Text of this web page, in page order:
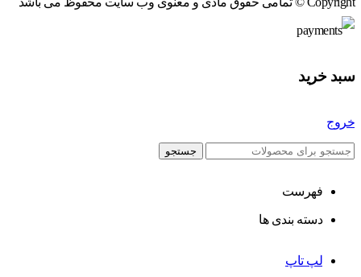
سبد خرید
خروج
جستجو
فهرست
دسته بندی ها
لپ تاپ